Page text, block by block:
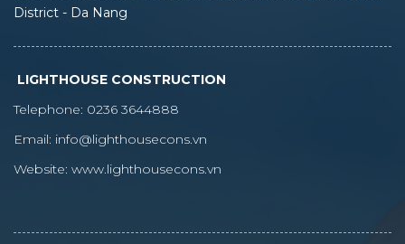
District - Da Nang
LIGHTHOUSE CONSTRUCTION
Telephone: 0236 3644888
Email: info@lighthousecons.vn
Website: www.lighthousecons.vn